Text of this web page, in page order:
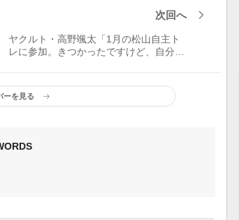
次回へ
ヤクルト・高野颯太「1月の松山自主ト
レに参加。きつかったですけど、自分の
ズン
ーを見る